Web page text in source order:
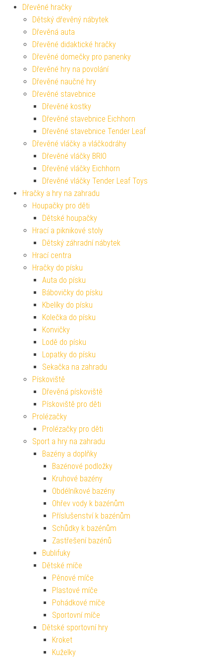
Dřevěné hračky
Dětský dřevěný nábytek
Dřevěná auta
Dřevěné didaktické hračky
Dřevěné domečky pro panenky
Dřevěné hry na povolání
Dřevěné naučné hry
Dřevěné stavebnice
Dřevěné kostky
Dřevěné stavebnice Eichhorn
Dřevěné stavebnice Tender Leaf
Dřevěné vláčky a vláčkodráhy
Dřevěné vláčky BRIO
Dřevěné vláčky Eichhorn
Dřevěné vláčky Tender Leaf Toys
Hračky a hry na zahradu
Houpačky pro děti
Dětské houpačky
Hrací a piknikové stoly
Dětský záhradní nábytek
Hrací centra
Hračky do písku
Auta do písku
Bábovičky do písku
Kbelíky do písku
Kolečka do písku
Konvičky
Lodě do písku
Lopatky do písku
Sekačka na zahradu
Pískoviště
Dřevěná pískoviště
Pískoviště pro děti
Prolézačky
Prolézačky pro děti
Sport a hry na zahradu
Bazény a doplňky
Bazénové podložky
Kruhové bazény
Obdélníkové bazény
Ohřev vody k bazénům
Příslušenství k bazénům
Schůdky k bazénům
Zastřešení bazénů
Bublifuky
Dětské míče
Pěnové míče
Plastové míče
Pohádkové míče
Sportovní míče
Dětské sportovní hry
Kroket
Kuželky